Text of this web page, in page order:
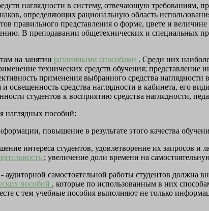
наглядности в систему, отвечающую требованиям,
определяющих рациональную область
правильного представления о форме, цвете и
В преподавании общетехнических и специальных
на занятии различными способами . Среди них
технических средств обучения;
применения выбранного средства наглядности
средства наглядности в кабинета, его
студентов к восприятию средства наглядности,
наглядных пособий:
повышение в результате этого качества
интереса студентов, удовлетворение их запросов и
; увеличение доли времени на
самостоятельной работы студентов должна
пособий , которые по использованным в них
с тем учебные пособия выполняют не только